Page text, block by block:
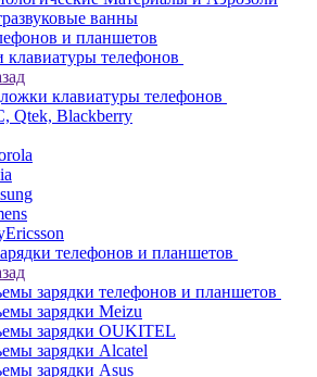
ванны
и планшетов
телефонов
клавиатуры телефонов
Qtek, Blackberry
телефонов и планшетов
зарядки телефонов и планшетов
зарядки Meizu
зарядки OUKITEL
зарядки Alcatel
зарядки Asus